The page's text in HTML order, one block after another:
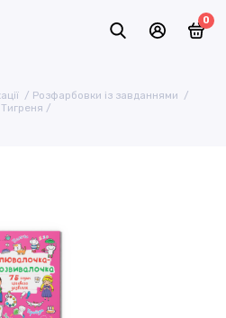
0
Розфарбовки із завданнями